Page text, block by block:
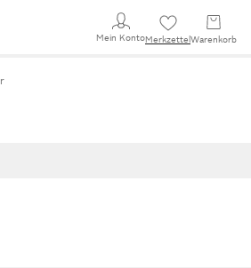
Mein KontoMerkzettel Warenkorb